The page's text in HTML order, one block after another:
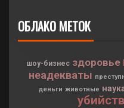
ОБЛАКО МЕТОК
шоу-бизнес здоровье
неадекваты
деньги животные